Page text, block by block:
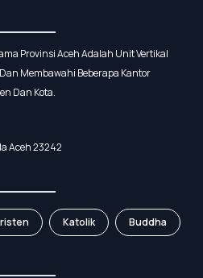
Provinsi Aceh Adalah Unit Vertikal
Membawahi Beberapa Kantor
Dan Kota.
Aceh 23242
Katolik Buddha